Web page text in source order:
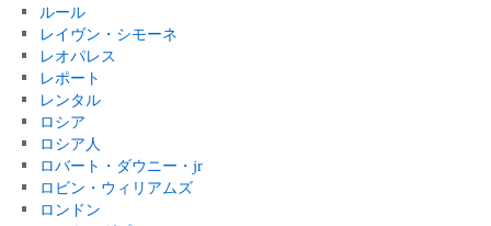
ルール
レイヴン・シモーネ
レオパレス
レポート
レンタル
ロシア
ロシア人
ロバート・ダウニー・jr
ロビン・ウィリアムズ
ロンドン